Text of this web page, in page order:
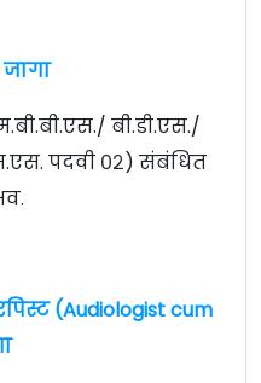
बी.डी.एस./
पदवी ०२) संबंधित
(Audiologist cum